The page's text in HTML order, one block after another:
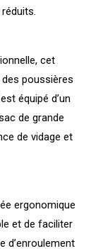
cet
poussières
équipé d’un
de grande
de vidage et
ergonomique
et de faciliter
d’enroulement